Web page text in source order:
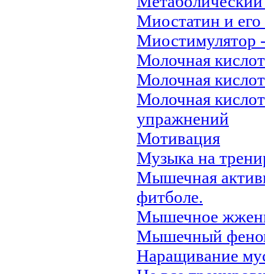
Миостатин и его
Миостимулятор
Молочная
Молочная
Молочная
упражнений
Мотивация
Музыка на
Мышечная
фитболе.
Мышечное
Мышечный
Наращивание